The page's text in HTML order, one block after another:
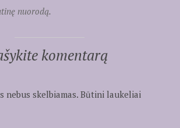
nuorodą.
komentarą
nebus skelbiamas. Būtini laukeliai